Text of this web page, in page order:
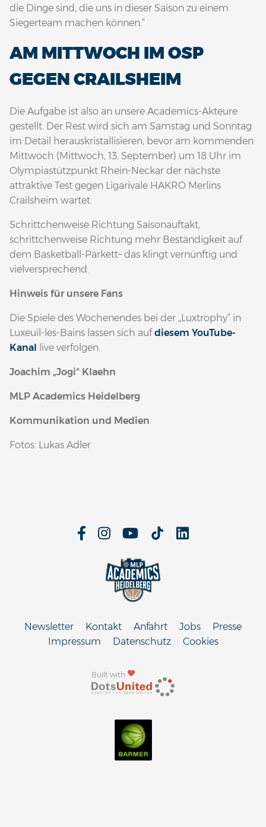
die Dinge sind, die uns in dieser Saison zu einem
Siegerteam machen können.“
AM MITTWOCH IM OSP
GEGEN CRAILSHEIM
Die Aufgabe ist also an unsere Academics-Akteure
gestellt. Der Rest wird sich am Samstag und Sonntag
im Detail herauskristallisieren, bevor am kommenden
Mittwoch (Mittwoch, 13. September) um 18 Uhr im
Olympiastützpunkt Rhein-Neckar der nächste
attraktive Test gegen Ligarivale HAKRO Merlins
Crailsheim wartet.
Schrittchenweise Richtung Saisonauftakt,
schrittchenweise Richtung mehr Beständigkeit auf
dem Basketball-Parkett– das klingt vernünftig und
vielversprechend.
Hinweis für unsere Fans
Die Spiele des Wochenendes bei der „Luxtrophy“ in
Luxeuil-les-Bains lassen sich aufdiesem YouTube-
Kanal live verfolgen.
Joachim „Jogi“ Klaehn
MLP Academics Heidelberg
Kommunikation und Medien
Fotos: Lukas Adler
Built with
Newsletter Kontakt Anfahrt Jobs
Presse
Impressum
Datenschutz Cookies